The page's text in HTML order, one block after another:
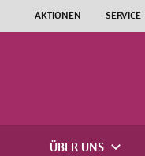
Inhalt
AKTIONEN SERVICE
ÜBER UNS